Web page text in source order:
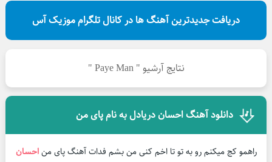
دریافت جدیدترین آهنگ ها در کانال تلگرام موزیک آس
نتایج آرشیو " Paye Man "
دانلود آهنگ احسان دریادل به نام پای من
راهمو کج میکنم رو به تو تا اخم کنی من بشم فدات آهنگ پای مناحسان